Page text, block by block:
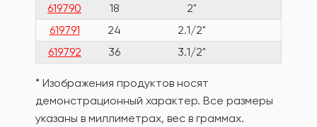
619790
18
2"
619791
24
2.1/2"
619792
36 3.1/2"
* Изображения продуктов носят
демонстрационный характер. Все размеры
указаны в миллиметрах, вес в граммах.